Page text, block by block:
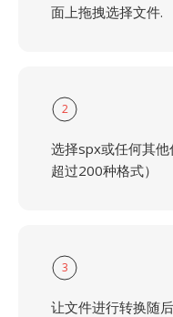
面上拖拽选择文件.
2
选择spx或任何其
超过200种格式）
3
让文件进行转换随